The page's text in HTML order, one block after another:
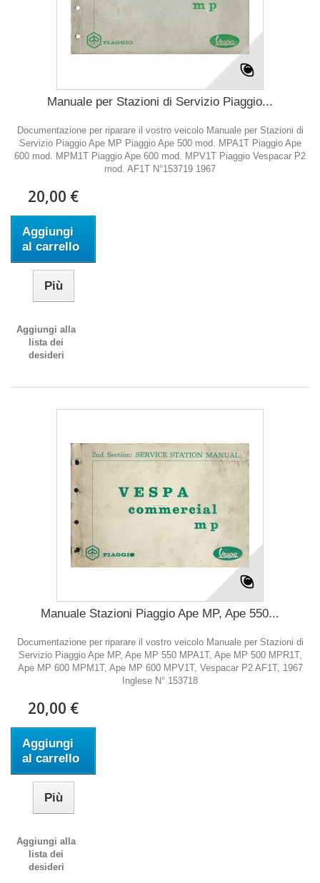
Manuale per Stazioni di Servizio Piaggio...
Documentazione per riparare il vostro veicolo Manuale per Stazioni di
Servizio Piaggio Ape MP Piaggio Ape 500 mod. MPA1T Piaggio Ape
600 mod. MPM1T Piaggio Ape 600 mod. MPV1T Piaggio Vespacar P2
mod. AF1T N°153719 1967
20,00 €
Aggiungi
al carrello
Più
Aggiungi alla
lista dei
desideri
Manuale Stazioni Piaggio Ape MP, Ape 550...
Documentazione per riparare il vostro veicolo Manuale per Stazioni di
Servizio Piaggio Ape MP, Ape MP 550 MPA1T, Ape MP 500 MPR1T,
Ape MP 600 MPM1T, Ape MP 600 MPV1T, Vespacar P2 AF1T, 1967
Inglese N° 153718
20,00 €
Aggiungi
al carrello
Più
Aggiungi alla
lista dei
desideri